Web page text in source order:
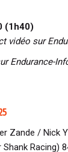
(1h40)
vidéo sur
Endurance-
Zande / Nick
Shank Racing)